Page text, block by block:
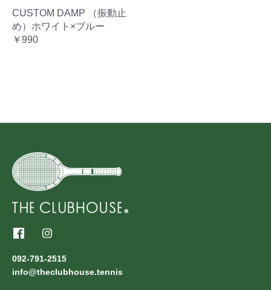
CUSTOM DAMP （振動止
め）ホワイト×ブルー
￥990
092-791-2515
info@theclubhouse.tennis